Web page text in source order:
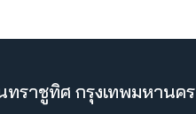
ทราชูทิศ กรุงเทพมหานคร